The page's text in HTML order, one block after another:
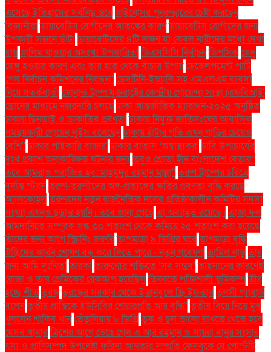
এসেছে ইতিহাসের সর্বনিম্ন স্তরেডাইনোসর পুনরুদ্ধারের চেষ্টা করছেন
বিজ্ঞানীরাডায়াবেটিস রোগীদের আতঙ্কের কারণডায়াবেটিস রোগীদের জন্য
উপকারী সজনে ডাঁটাডায়াবেটিসের ৪টি লক্ষণ যা কেবল নারীদের মধ্যে দেখা
যায়ডালিম খাওয়ার অসংখ্য উপকারিতাডিএসসিসি নির্বাচনডিপসিকডেঙ্গু
ডেঙ্গু হওয়ার কারণ এবং তার হাত থেকে বাঁচার উপায়ডেভেলপমেন্ট পার্টি
পেল নির্বাচন কমিশনের নিবন্ধন" ডেসটিনি-ইভ্যালি সহ এমএলএম ব্যবসা
নিয়ে সতর্কবার্তাডোনাল্ড ট্রাম্প যুক্তরাষ্ট্রের কেন্দ্রীয় গোয়েন্দা সংস্থা (এফবিআই)
ড্রোনের মাধ্যমে নজরদারি চলছেঢাকা আন্তর্জাতিক ম্যারাথন-২০২৫ অনুষ্ঠিত
ঢাকায় ছিনতাই ও ডাকাতির প্রবণতাঢাকায় নিযুক্ত জাতিসংঘের আবাসিক
সমন্বয়কারী গোয়েন লুইস বলেছেনঢাকায় হাঁটার গতি এখন গাড়ির চেয়েও
বেশি'' ঢাকার পাইকারি বাজার' ঢাকার বাতাস ‘অস্বাস্থ্যকর’ ঢাবি উপাচার্যের
দুঃখ প্রকাশ অনাকাঙ্ক্ষিত ঘটনার জন্যতবুও শ্রোতা হীন বাংলাদেশ বেতার”
তবে আমরাও পরাজিত হব: মাহমুদুর রহমান মান্না" তরুণ ট্রাম্পের চরিত্রে
দুর্দান্ত স্ট্যানতরুণ-তরুণীদের অঙ্গ-প্রত্যঙ্গের ক্ষতির প্রবণতা বৃদ্ধি করছে
অ্যালকোহলতরুণদের নতুন রাজনৈতিক দলের প্রতিষ্ঠাকালীন কমিটির সদস্য
সংখ্যা এখনও চূড়ান্ত হয়নি। তবে জানা গেছেতা অব্যাহত রয়েছে। তাজা ফল
আমদানিতে সম্পূরক শুল্ক ৩০ শতাংশ থেকে কমিয়ে ২৫ শতাংশ করা হয়েছে
তাঁদের জন্য আগে স্ক্রিনিং জরুরিতাপমাত্রা ৯ ডিগ্রির ঘরেতাপমাত্রা বৃদ্ধি
উদ্ভিদের কার্বন শোষণ বন্ধ করে দিতে পারে - নতুন গবেষণাতামিল নাড়ুতার
জন্য আমি দুঃখিত' তারকাতারুণ্যের শক্তিতে ‘সব সম্ভব’ তাহসানের কারণেই
রোজা ও তার প্রেমিকের ব্রেকআপ হয়েছিলতিব্বতে শক্তিশালী ভূমিকম্পতীব্র
হচ্ছে শীততুরস্কতুরস্কের সরকার থেকে ইস্তানবুলে ফ্রি ইফতারতুলসী গ্যাবার্ড
বলেনতৃতীয় প্রান্তিকে ইউসিবির শেয়ারপ্রতি আয় বৃদ্ধি" তৃতীয় বিয়ে নিয়ে মুখ
খুললেন শাকিব খানতেঁতুলিয়ায় ৮ ডিগ্রিত্বক ও চুল ভালো রাখতে খেতে হবে
যেসব খাবারত্রিশের আগে ভেঙে গেল এ আর রহমান ও সায়রা বানুর সংসার
ৎস্য ও প্রাণিসম্পদ উপদেষ্টা ফরিদা আখতার সম্প্রতি ফেসবুকে যে পোস্টটি